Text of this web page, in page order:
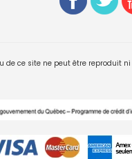
de ce site ne peut être reproduit